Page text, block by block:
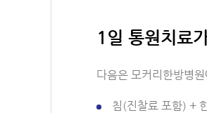
1일 통원치료
다음은 모커리한방병
침(진찰료 포함) +